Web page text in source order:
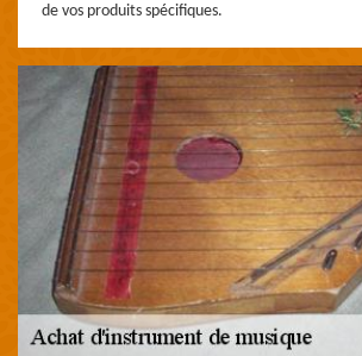
de vos produits spécifiques.